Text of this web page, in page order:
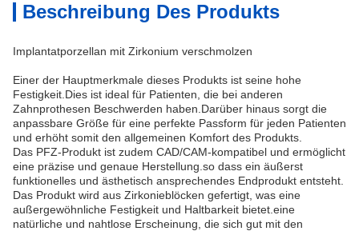
Beschreibung Des Produkts
Implantatporzellan mit Zirkonium verschmolzen
Einer der Hauptmerkmale dieses Produkts ist seine hohe
Festigkeit.Dies ist ideal für Patienten, die bei anderen
Zahnprothesen Beschwerden haben.Darüber hinaus sorgt die
anpassbare Größe für eine perfekte Passform für jeden Patienten
und erhöht somit den allgemeinen Komfort des Produkts.
Das PFZ-Produkt ist zudem CAD/CAM-kompatibel und ermöglicht
eine präzise und genaue Herstellung.so dass ein äußerst
funktionelles und ästhetisch ansprechendes Endprodukt entsteht.
Das Produkt wird aus Zirkonieblöcken gefertigt, was eine
außergewöhnliche Festigkeit und Haltbarkeit bietet.eine
natürliche und nahtlose Erscheinung, die sich gut mit den